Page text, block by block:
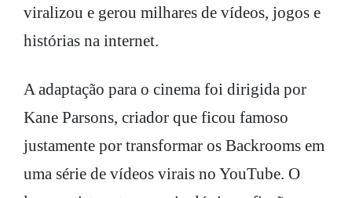
viralizou e gerou milhares de vídeos, jogos e
histórias na internet.
A adaptação para o cinema foi dirigida por
Kane Parsons, criador que ficou famoso
justamente por transformar os Backrooms em
uma série de vídeos virais no YouTube. O